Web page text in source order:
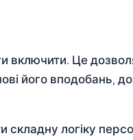
включити. Це
його вподобань,
логіку